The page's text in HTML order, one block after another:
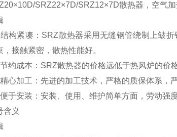
SRZ22×7D/SRZ12×7D散热器，空气
构紧凑：SRZ散热器采用无缝钢管绕制上皱
，接触紧密，散热性能好。
约成本：SRZ散热器的价格远低于热风炉的价
心加工：先进的加工技术，严格的质保体系，
于安装：安装、使用、维护简单方面，劳动强度
含义